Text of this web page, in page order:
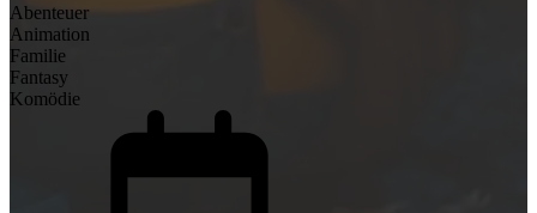
Abenteuer
Animation
Familie
Fantasy
Komödie